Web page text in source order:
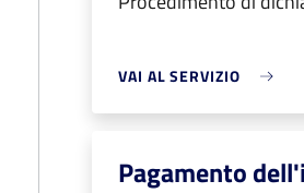
VAI AL SERVIZIO
Pagamento